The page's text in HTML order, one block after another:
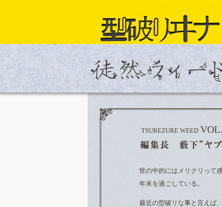
TSUREZURE WEED
世の中的にはメリクリって
年末を過ごしている。
最近の型破リな事と言えば